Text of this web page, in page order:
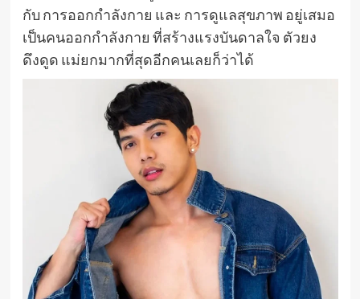
กับ การออกกำลังกาย และ การดูแลสุขภาพ อยู่เสมอ
เป็นคนออกกำลังกาย ที่สร้างแรงบันดาลใจ ตัวยง
ดึงดูด แม่ยกมากที่สุดอีกคนเลยก็ว่าได้